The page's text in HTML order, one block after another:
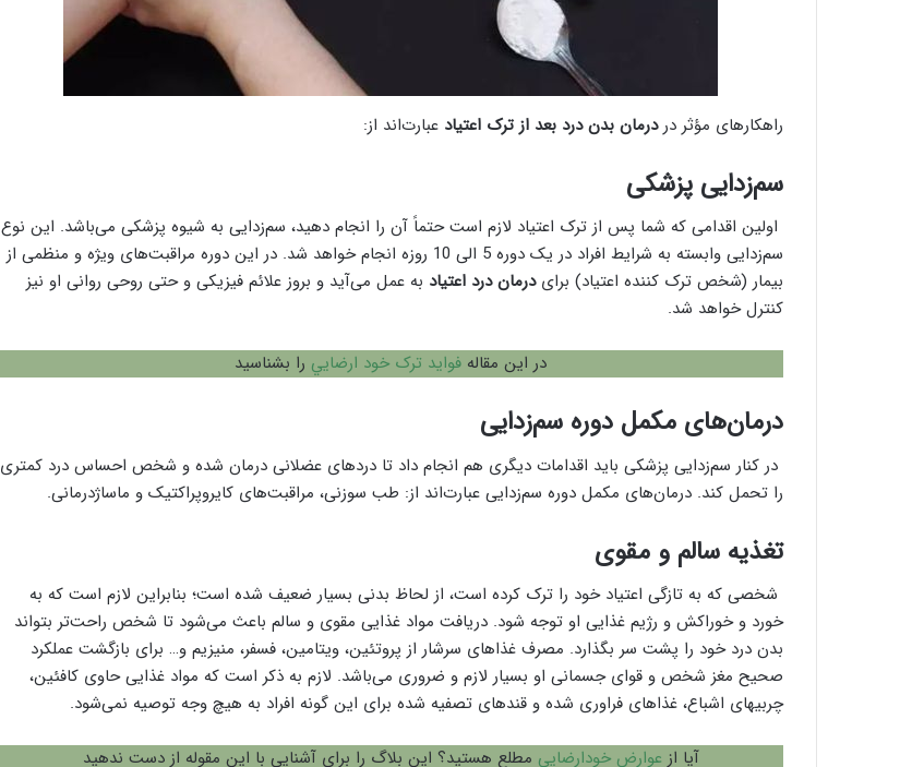
راهکار‌های مؤثر دردرمان بدن درد بعد از ترک اعتیاد عبارت‌اند از:
سم‌زدایی پزشکی
اولین اقدامی که شما پس از ترک اعتیاد لازم است حتماً آن را انجام دهید، سم‌زدایی به شیوه پزشکی می‌باشد. این نوع
سم‌زدایی وابسته به شرایط افراد در یک دوره 5 الی 10 روزه انجام خواهد شد. در این دوره مراقبت‌های ویژه و منظمی از
بیمار (شخص ترک کننده اعتیاد) برایدرمان درد اعتیاد به عمل می‌آید و بروز علائم فیزیکی و حتی روحی روانی او نیز
کنترل خواهد شد.
در این مقاله فواید ترک خود ارضايي را بشناسید
درمان‌های مکمل دوره سم‌زدایی
در کنار سم‌زدایی پزشکی باید اقدامات دیگری هم انجام داد تا درد‌های عضلانی درمان شده و شخص احساس درد کمتری
را تحمل کند. درمان‌های مکمل دوره سم‌زدایی عبارت‌اند از: طب سوزنی، مراقبت‌های کایروپراکتیک و ماساژدرمانی.
تغذیه سالم و مقوی
شخصی که به تازگی اعتیاد خود را ترک کرده است، از لحاظ بدنی بسیار ضعیف شده است؛ بنابراین لازم است که به
خورد و خوراکش و رژیم غذایی او توجه شود. دریافت مواد غذایی مقوی و سالم باعث می‌شود تا شخص راحت‌تر بتواند
بدن درد خود را پشت سر بگذارد. مصرف غذاهای سرشار از پروتئین، ویتامین، فسفر، منیزیم و… برای بازگشت عملکرد
صحیح مغز شخص و قوای جسمانی او بسیار لازم و ضروری می‌باشد. لازم به ذکر است که مواد غذایی حاوی کافئین،
چربی‎های اشباع، غذاهای فراوری شده و قندهای تصفیه شده برای این گونه افراد به هیچ وجه توصیه نمی‌شود.
آیا از عوارض خودارضایی مطلع هستید؟ این بلاگ را برای آشنایی با این مقوله از دست ندهید